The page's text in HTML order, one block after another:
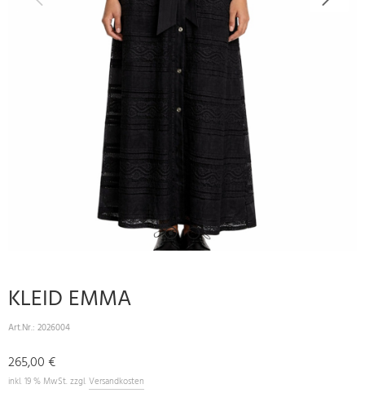
KLEID EMMA
Art.Nr.: 2026004
265,00 €
inkl. 19 % MwSt. zzgl. Versandkosten